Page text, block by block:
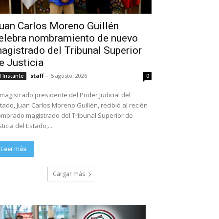
Carlos Moreno Guillén
nombramiento de nuevo
del Tribunal Superior
Justicia
Instante staff - 5 agosto, 2026 0
presidente del Poder Judicial del
Juan Carlos Moreno Guillén, recibió al recién
magistrado del Tribunal Superior de
del Estado,...
Leer más
Cargar más